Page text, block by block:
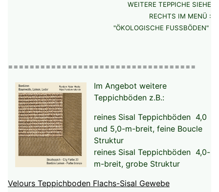
WEITERE TEPPICHE SIEHE
RECHTS IM MENÜ :
"ÖKOLOGISCHE FUSSBÖDEN"
===================================
Im Angebot weitere
Teppichböden z.B.:
reines Sisal Teppichböden 4,0
und 5,0-m-breit, feine Boucle
Struktur
reines Sisal Teppichböden 4,0-
m-breit, grobe Struktur
Velours Teppichboden Flachs-Sisal Gewebe